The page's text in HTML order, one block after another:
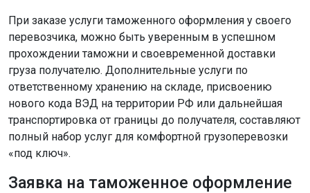
При заказе услуги таможенного оформления у своего
перевозчика, можно быть уверенным в успешном
прохождении таможни и своевременной доставки
груза получателю. Дополнительные услуги по
ответственному хранению на складе, присвоению
нового кода ВЭД на территории РФ или дальнейшая
транспортировка от границы до получателя, составляют
полный набор услуг для комфортной грузоперевозки
«под ключ».
Заявка на таможенное оформление